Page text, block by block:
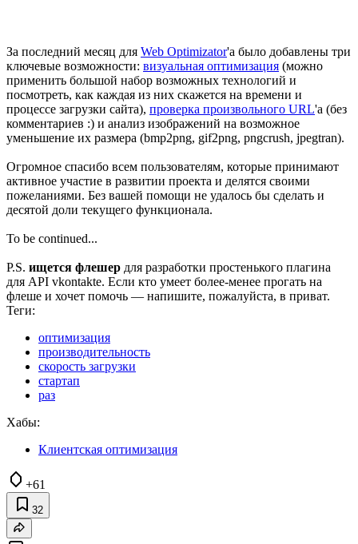
За последний месяц для Web Optimizator'а было добавлены три
ключевые возможности: визуальная оптимизация (можно
применить большой набор возможных технологий и
посмотреть, как каждая из них скажется на времени и
процессе загрузки сайта), проверка произвольного URL'а (без
комментариев :) и анализ изображений на возможное
уменьшение их размера (bmp2png, gif2png, pngcrush, jpegtran).
Огромное спасибо всем пользователям, которые принимают
активное участие в развитии проекта и делятся своими
пожеланиями. Без вашей помощи не удалось бы сделать и
десятой доли текущего функционала.
To be continued...
P.S. ищется флешер для разработки простенького плагина
для API vkontakte. Если кто умеет более-менее прогать на
флеше и хочет помочь — напишите, пожалуйста, в приват.
Теги:
оптимизация
производительность
скорость загрузки
стартап
раз
Хабы:
Клиентская оптимизация
+61
32